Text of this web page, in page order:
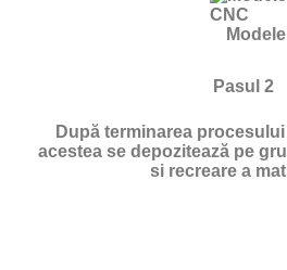
Pasul 2
După terminarea
acestea se depozitează pe
si recreare a